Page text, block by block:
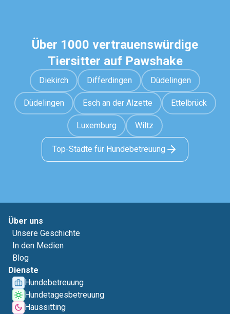
Über 1000 vertrauenswürdige
Tiersitter auf Pawshake
Diekirch Differdingen Düdelingen
Düdelingen Esch an der Alzette Ettelbrück
Luxemburg Wiltz
Top-Städte für Hundebetreuung
Über uns
Unsere Geschichte
In den Medien
Blog
Dienste
Hundebetreuung
Hundetagesbetreuung
Haussitting